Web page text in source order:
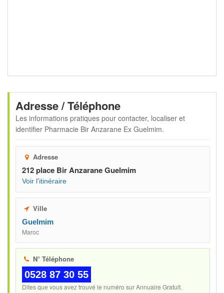
Adresse / Téléphone
Les informations pratiques pour contacter, localiser et
identifier Pharmacie Bir Anzarane Ex Guelmim.
Adresse
212 place Bir Anzarane Guelmim
Voir l'itinéraire
Ville
Guelmim
Maroc
N° Téléphone
0528 87 30 55
Dites que vous avez trouvé le numéro sur Annuaire Gratuit.